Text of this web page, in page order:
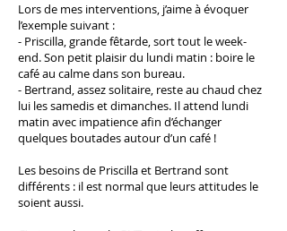
Lors de mes interventions, j’aime à évoquer
l’exemple suivant :
- Priscilla, grande fêtarde, sort tout le week-
end. Son petit plaisir du lundi matin : boire le
café au calme dans son bureau.
- Bertrand, assez solitaire, reste au chaud chez
lui les samedis et dimanches. Il attend lundi
matin avec impatience afin d’échanger
quelques boutades autour d’un café !
Les besoins de Priscilla et Bertrand sont
différents : il est normal que leurs attitudes le
soient aussi.